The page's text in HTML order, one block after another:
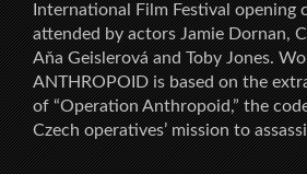
International Film Festival opening
attended by actors Jamie Dornan,
Aňa Geislerová and Toby Jones.
ANTHROPOID is based on the
of “Operation Anthropoid,” the
Czech operatives’ mission to